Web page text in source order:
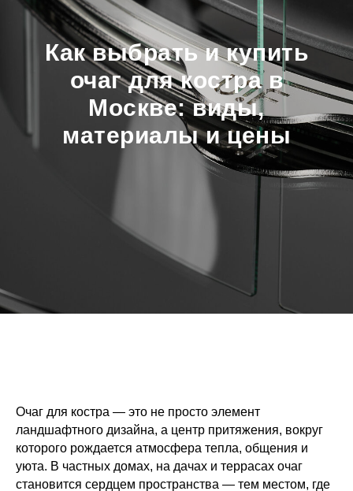
Как выбрать и купить
очаг для костра в
Москве: виды,
материалы и цены
Очаг для костра — это не просто элемент
ландшафтного дизайна, а центр притяжения, вокруг
которого рождается атмосфера тепла, общения и
уюта. В частных домах, на дачах и террасах очаг
становится сердцем пространства — тем местом, где